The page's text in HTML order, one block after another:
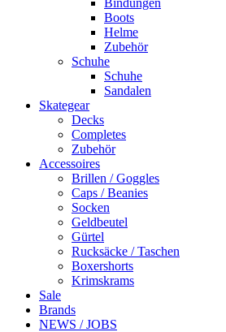
Bindungen
Boots
Helme
Zubehör
Schuhe
Schuhe
Sandalen
Skategear
Decks
Completes
Zubehör
Accessoires
Brillen / Goggles
Caps / Beanies
Socken
Geldbeutel
Gürtel
Rucksäcke / Taschen
Boxershorts
Krimskrams
Sale
Brands
NEWS / JOBS